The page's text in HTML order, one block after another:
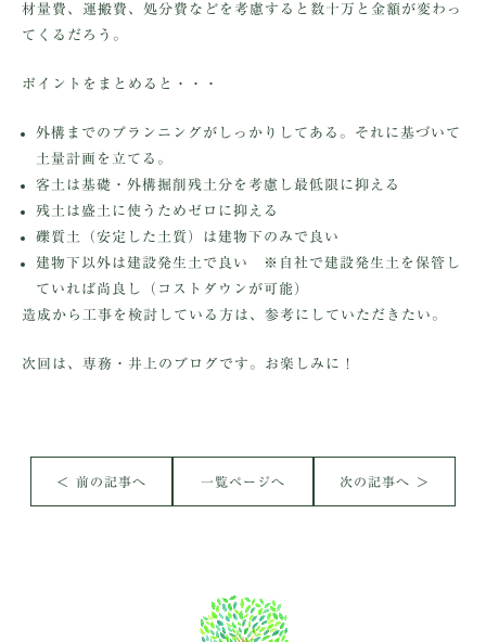
材量費、運搬費、処分費などを考慮すると数十万と金額が変わっ
てくるだろう。
ポイントをまとめると・・・
外構までのプランニングがしっかりしてある。それに基づいて
土量計画を立てる。
客土は基礎・外構掘削残土分を考慮し最低限に抑える
残土は盛土に使うためゼロに抑える
礫質土（安定した土質）は建物下のみで良い
建物下以外は建設発生土で良い ※自社で建設発生土を保管し
ていれば尚良し（コストダウンが可能）
造成から工事を検討している方は、参考にしていただきたい。
次回は、専務・井上のブログです。お楽しみに！
＜ 前の記事へ 一覧ページへ 次の記事へ ＞